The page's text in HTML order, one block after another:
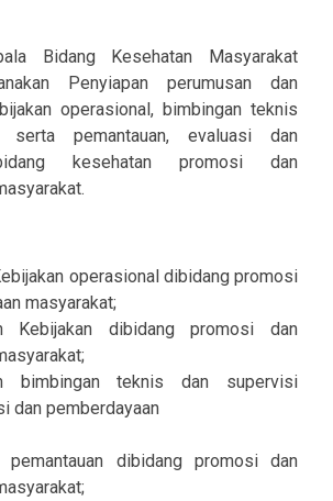
Bidang Kesehatan Masyarakat
Penyiapan perumusan dan
operasional, bimbingan teknis
serta pemantauan, evaluasi dan
kesehatan promosi dan
operasional dibidang promosi
masyarakat;
Kebijakan dibidang promosi dan
bimbingan teknis dan supervisi
dan pemberdayaan
pemantauan dibidang promosi dan